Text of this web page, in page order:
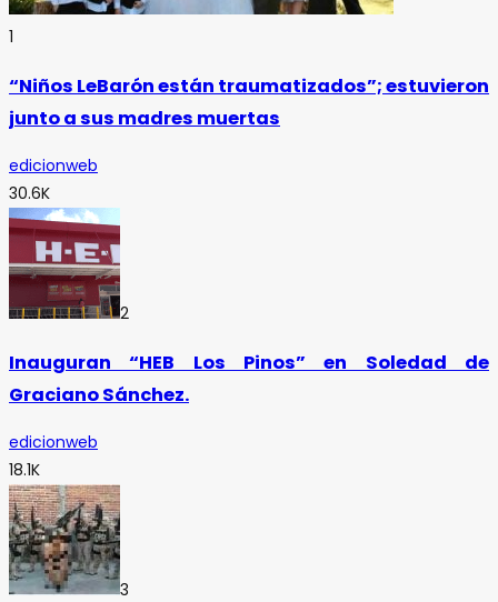
1
“Niños LeBarón están traumatizados”; estuvieron
junto a sus madres muertas
edicionweb
30.6K
2
Inauguran “HEB Los Pinos” en Soledad de
Graciano Sánchez.
edicionweb
18.1K
3